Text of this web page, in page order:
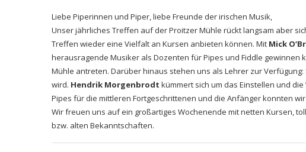
Liebe Piperinnen und Piper, liebe Freunde der irischen Musik,
Unser jährliches Treffen auf der Proitzer Mühle rückt langsam aber
Treffen wieder eine Vielfalt an Kursen anbieten können. Mit Mick
herausragende Musiker als Dozenten für Pipes und Fiddle gewinnen
Mühle antreten. Darüber hinaus stehen uns als Lehrer zur Verfügung:
wird. Hendrik Morgenbrodt kümmert sich um das Einstellen und
Pipes für die mittleren Fortgeschrittenen und die Anfänger konnten wir
Wir freuen uns auf ein großartiges Wochenende mit netten Kursen,
bzw. alten Bekanntschaften.